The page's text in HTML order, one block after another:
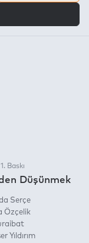
Baskı
Düşünmek
Serçe
Özçelik
Yıldırım